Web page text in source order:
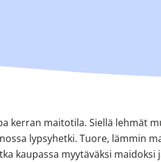
kerran maitotila. Siellä lehmät
lypsyhetki. Tuore, lämmin
kaupassa myytäväksi